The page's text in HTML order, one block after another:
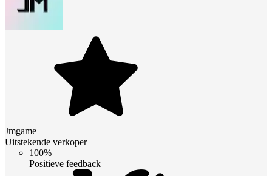
Jmgame
Uitstekende verkoper
100%
Positieve feedback